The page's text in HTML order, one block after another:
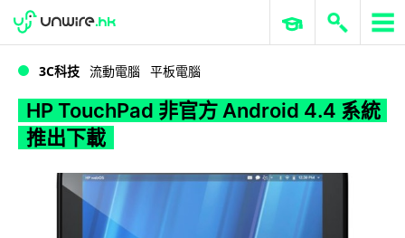
WWDC 2026 ERP 與商業 AI
3C科技 流動電腦 平板電腦
HP TouchPad 非官方 Android 4.4 系統
推出下載